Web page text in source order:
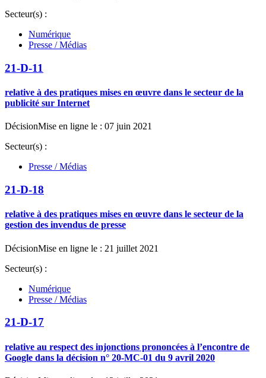
Secteur(s) :
Numérique
Presse / Médias
21-D-11
relative à des pratiques mises en œuvre dans le secteur de la
publicité sur Internet
DécisionMise en ligne le : 07 juin 2021
Secteur(s) :
Presse / Médias
21-D-18
relative à des pratiques mises en œuvre dans le secteur de la
gestion des invendus de presse
DécisionMise en ligne le : 21 juillet 2021
Secteur(s) :
Numérique
Presse / Médias
21-D-17
relative au respect des injonctions prononcées à l’encontre de
Google dans la décision n° 20-MC-01 du 9 avril 2020